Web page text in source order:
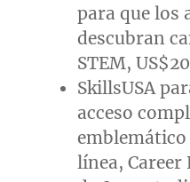
para que los
descubran
STEM,
SkillsUSA
acceso
línea, Career